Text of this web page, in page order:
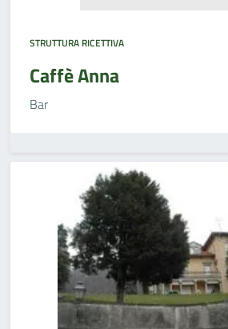
STRUTTURA RICETTIVA
Caffè Anna
Bar